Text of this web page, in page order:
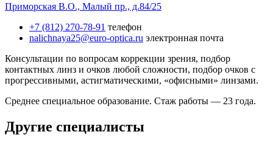
Приморская В.О., Малый пр., д.84/25
+7 (812) 270-78-91 телефон
nalichnaya25@euro-optica.ru электронная почта
Консультации по вопросам коррекции зрения, подбор
контактных линз и очков любой сложности, подбор очков с
прогрессивными, астигматическими, «офисными» линзами.
Среднее специальное образование. Стаж работы — 23 года.
Другие специалисты